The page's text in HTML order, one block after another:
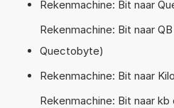
Rekenmachine: Bit naar
Rekenmachine: Bit naar
Quectobyte)
Rekenmachine: Bit naar
Rekenmachine: Bit naar